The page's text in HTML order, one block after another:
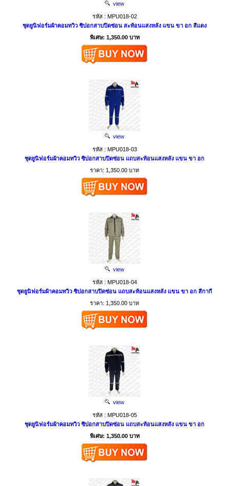
view
รหัส : MPU018-02
ชุดยูนิฟอร์มผ้าคอมทวิว ซิปอกสาบปิดซ่อน สะท้อนแสงหลัง แขน ขา อก สีแดง
พิเศษ: 1,350.00 บาท
view
รหัส : MPU018-03
ชุดยูนิฟอร์มผ้าคอมทวิว ซิปอกสาบปิดซ่อน แถบสะท้อนแสงหลัง แขน ขา อก
ราคา: 1,350.00 บาท
view
รหัส : MPU018-04
ชุดยูนิฟอร์มผ้าคอมทวิว ซิปอกสาบปิดซ่อน แถบสะท้อนแสงหลัง แขน ขา อก สีกากี
ราคา: 1,350.00 บาท
view
รหัส : MPU018-05
ชุดยูนิฟอร์มผ้าคอมทวิว ซิปอกสาบปิดซ่อน แถบสะท้อนแสงหลัง แขน ขา อก
พิเศษ: 1,350.00 บาท